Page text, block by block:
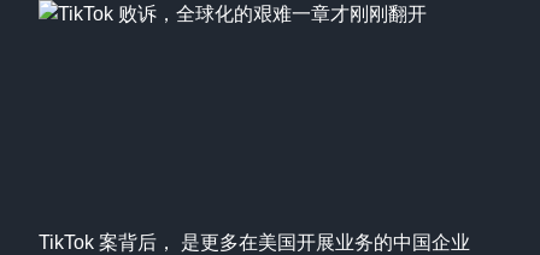
TikTok 案背后， 是更多在美国开展业务的中国企业